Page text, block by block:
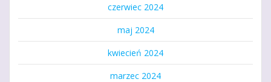
czerwiec 2024
maj 2024
kwiecień 2024
marzec 2024